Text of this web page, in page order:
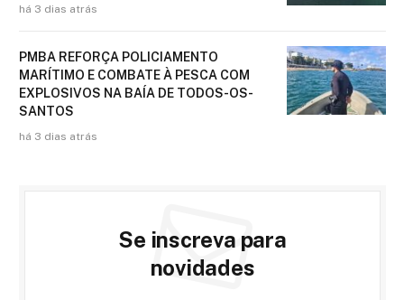
há 3 dias atrás
PMBA REFORÇA POLICIAMENTO
MARÍTIMO E COMBATE À PESCA COM
EXPLOSIVOS NA BAÍA DE TODOS-OS-
SANTOS
há 3 dias atrás
Se inscreva para
novidades